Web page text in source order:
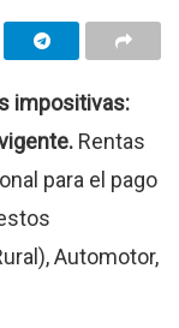
impositivas:
Rentas
para el pago
Automotor,